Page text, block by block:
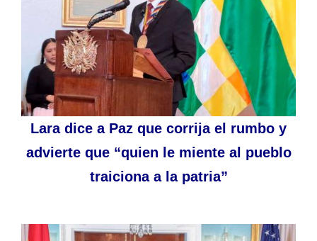
Lara dice a Paz que corrija el rumbo y
advierte que “quien le miente al pueblo
traiciona a la patria”